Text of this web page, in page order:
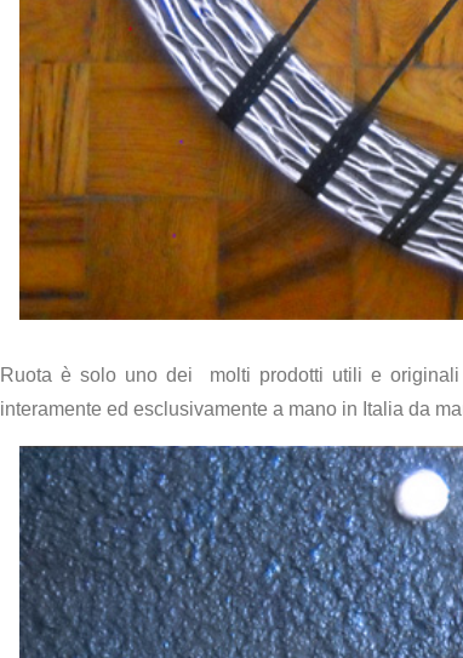
Ruota è solo uno dei molti prodotti utili e originali
interamente ed esclusivamente a mano in Italia da